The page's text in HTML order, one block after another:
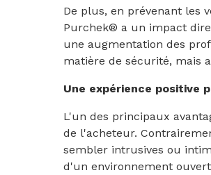
De plus, en prévenant les
Purchek® a un impact
une augmentation des
matière de sécurité, mais
Une expérience positive
L'un des principaux
de l'acheteur.
sembler intrusives ou
d'un environnement